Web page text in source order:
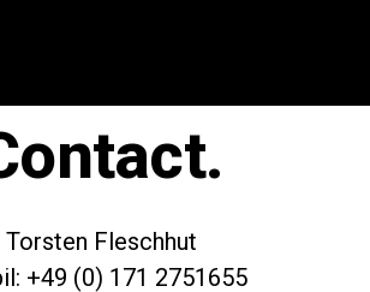
Torsten Fleschhut
+49 (0) 171 2751655